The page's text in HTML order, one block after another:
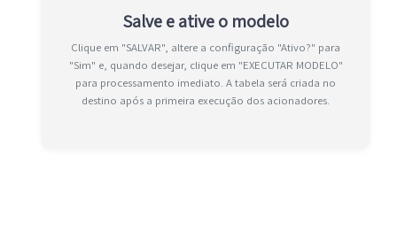
Salve e ative o modelo
Clique em "SALVAR", altere a configuração "Ativo?" para
"Sim" e, quando desejar, clique em "EXECUTAR MODELO"
para processamento imediato. A tabela será criada no
destino após a primeira execução dos acionadores.